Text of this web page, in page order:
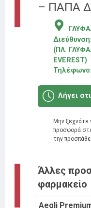
– ΠΑΠΑ
Διεύθυνση:
(ΠΛ.
EVEREST)
Τηλέφωνο:
Λήγει
Μην ξεχνάτε
προσφορά
την
Άλλες
φαρμακείο
Aegli